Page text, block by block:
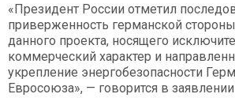
«Президент России отметил
приверженность германской
данного проекта, носящего
коммерческий характер и
укрепление энергобезопасности
Евросоюза», — говорится в